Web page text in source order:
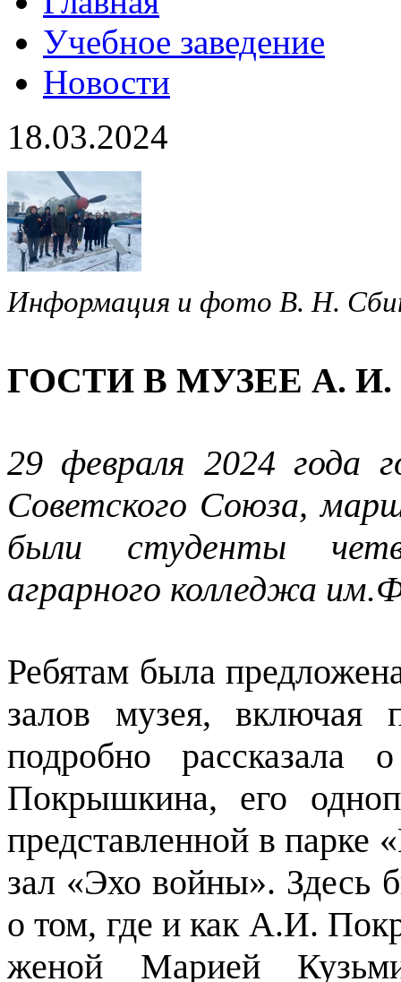
Учебное заведение
Новости
18.03.2024
Информация и фото В. Н.
ГОСТИ В МУЗЕЕ А.
29 февраля 2024 года
Советского Союза,
были студенты
аграрного колледжа
Ребятам была
залов музея, включая
подробно
Покрышкина, его
представленной в парке
зал «Эхо войны». Здесь
о том, где и как А.И.
женой Марией